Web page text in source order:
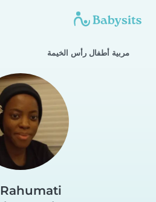
مربية أطفال رأس الخيمة
Rahumati